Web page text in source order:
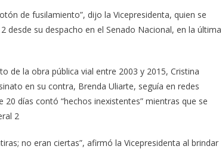
de fusilamiento”, dijo la Vicepresidenta, quien se
desde su despacho en el Senado Nacional, en la última
de la obra pública vial entre 2003 y 2015, Cristina
en su contra, Brenda Uliarte, seguía en redes
días contó “hechos inexistentes” mientras que se
2
no eran ciertas”, afirmó la Vicepresidenta al brindar